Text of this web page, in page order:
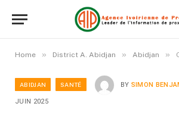
Home » District A. Abidjan » Abidjan »
ABIDJAN SANTÉ BY SIMON
JUIN 2025